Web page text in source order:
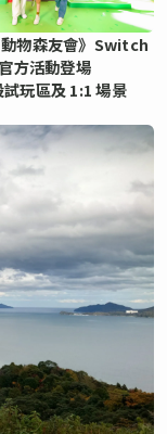
動物森友會》Switch
方活動登場
玩區及 1:1 場景